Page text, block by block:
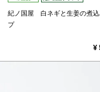
紀ノ国屋 白ネギと生姜の煮込
プ
¥